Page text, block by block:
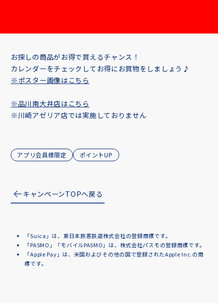
お探しの商品がお得で買えるチャンス！
カレンダーをチェックしてお得にお買物をしましょう♪
※ポスター画像はこちら
※品川南大井店はこちら
※川崎アゼリア店では実施しておりません
アプリ会員様限定 ポイントUP
キャンペーンTOPへ戻る
「Suica」は、東日本旅客鉄道株式会社の登録商標です。
「PASMO」「モバイルPASMO」は、株式会社パスモの登録商標です。
「Apple Pay」は、米国およびその他の国で登録されたApple Inc.の商
標です。